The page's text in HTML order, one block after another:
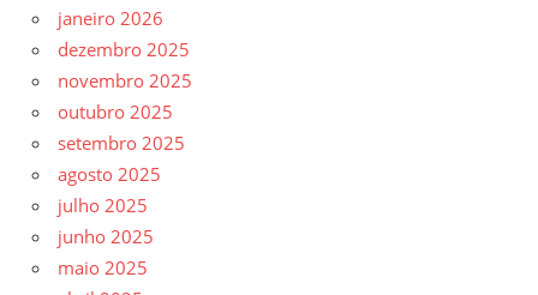
janeiro 2026
dezembro 2025
novembro 2025
outubro 2025
setembro 2025
agosto 2025
julho 2025
junho 2025
maio 2025